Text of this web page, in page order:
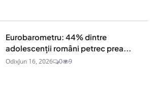
Eurobarometru: 44% dintre
adolescenţii români petrec prea...
OdixJun 16, 2026 0 9